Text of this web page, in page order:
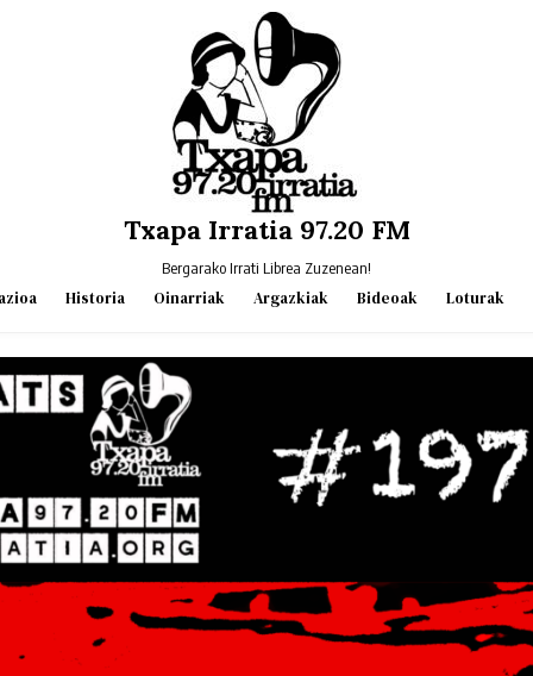
Txapa Irratia 97.20 FM
Bergarako Irrati Librea Zuzenean!
Historia Oinarriak Argazkiak Bideoak Loturak